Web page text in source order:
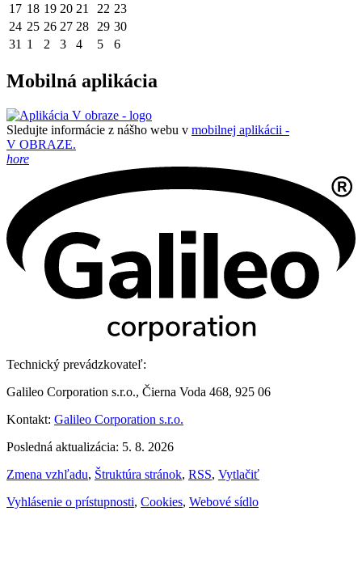
17 18 19 20 21 22 23
24 25 26 27 28 29 30
31 1 2 3 4 5 6
Mobilná aplikácia
Sledujte informácie z nášho webu v mobilnej aplikácii -
V OBRAZE.
hore
Technický prevádzkovateľ:
Galileo Corporation s.r.o., Čierna Voda 468, 925 06
Kontakt: Galileo Corporation s.r.o.
Posledná aktualizácia: 5. 8. 2026
Zmena vzhľadu, Štruktúra stránok, RSS, Vytlačiť
Vyhlásenie o prístupnosti, Cookies, Webové sídlo